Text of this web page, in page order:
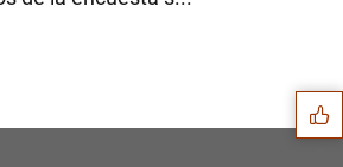
Sugerencias